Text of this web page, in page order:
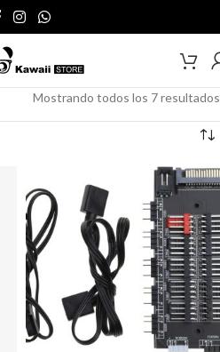
Mostrando todos los 7 resultados